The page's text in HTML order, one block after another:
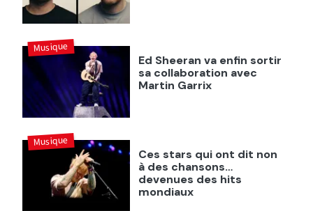
Ed Sheeran va enfin sortir
sa collaboration avec
Martin Garrix
Musique
Ces stars qui ont dit non
à des chansons…
devenues des hits
mondiaux
Musique